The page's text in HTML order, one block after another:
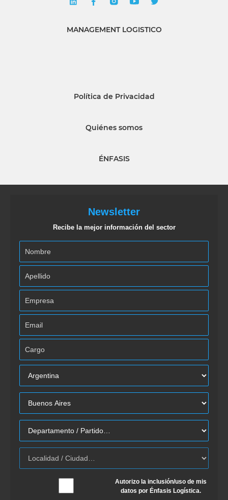
MANAGEMENT LOGISTICO
Política de Privacidad
Quiénes somos
ÉNFASIS
Newsletter
Recibe la mejor información del sector
Autorizo la inclusión/uso de mis
datos por Énfasis Logística.